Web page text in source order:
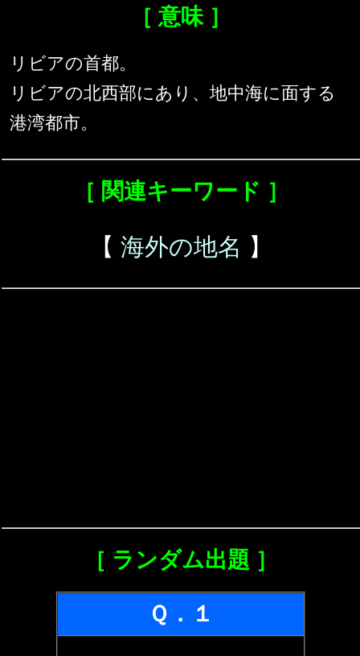
［ 意味 ］
リビアの首都。
リビアの北西部にあり、地中海に面する
港湾都市。
［ 関連キーワード ］
【 海外の地名 】
［ ランダム出題 ］
Ｑ．１